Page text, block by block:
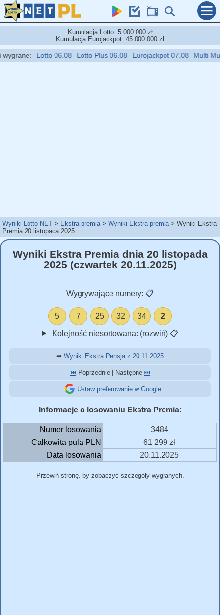
Kumulacja Lotto: 5 000 000 zł
Kumulacja Eurojackpot: 45 000 000 zł
Lotto 06.08 Lotto Plus 06.08 Eurojackpot 07.08 Multi Multi
Wyniki Lotto NET Ekstra premia Wyniki Ekstra premia
Wyniki Ekstra
Premia 20 listopada 2025
Wyniki Ekstra Premia dnia 20 listopada
2025 (czwartek 20.11.2025)
Wygrywające numery: 📋
5 7 25 32 34 2
Kolejność niesortowana: (rozwiń) 📋
➡ Wyniki Ekstra Pensja z 20.11.2025
⏮️Poprzednie | Następne ⏭️
Ustaw preferowanie w Google
Informacje o losowaniu Ekstra Premia:
Numer losowania
3484
Całkowita pula PLN
61 299 zł
Data losowania
20.11.2025
Przewiń stronę, by zobaczyć szczegóły wygranych.